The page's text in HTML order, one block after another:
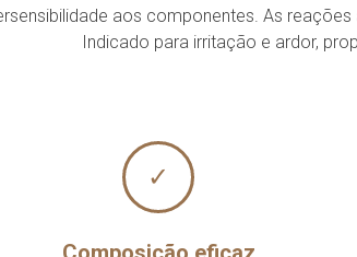
aos componentes. As
Indicado para irritação e ardor,
✓